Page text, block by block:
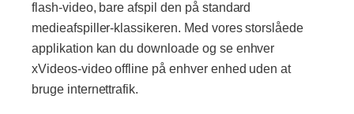
flash-video, bare afspil den på standard
medieafspiller-klassikeren. Med vores storslåede
applikation kan du downloade og se enhver
xVideos-video offline på enhver enhed uden at
bruge internettrafik.